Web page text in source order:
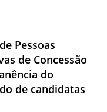
Pessoas
de Concessão
do
de candidatas